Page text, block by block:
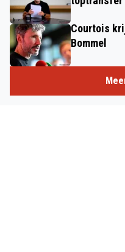
Courtois
Bommel